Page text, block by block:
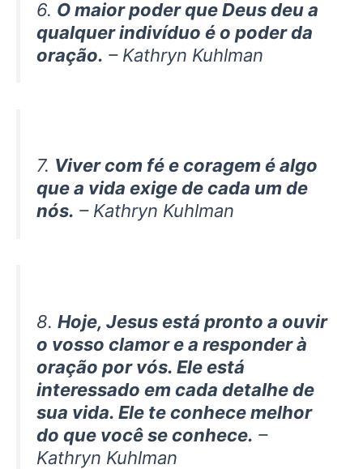
6. O maior poder que Deus deu a
qualquer indivíduo é o poder da
oração. – Kathryn Kuhlman
7. Viver com fé e coragem é algo
que a vida exige de cada um de
nós. – Kathryn Kuhlman
8. Hoje, Jesus está pronto a ouvir
o vosso clamor e a responder à
oração por vós. Ele está
interessado em cada detalhe de
sua vida. Ele te conhece melhor
do que você se conhece. –
Kathryn Kuhlman